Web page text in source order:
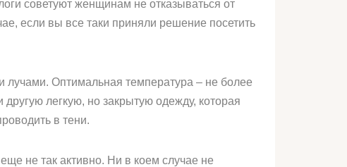
советуют женщинам не отказываться от
если вы все таки приняли решение посетить
Оптимальная температура – не более
легкую, но закрытую одежду, которая
в тени.
не так активно. Ни в коем случае не